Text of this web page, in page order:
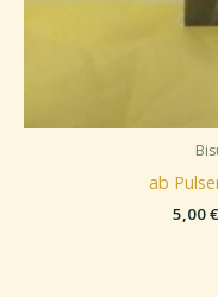
ab
5,00€